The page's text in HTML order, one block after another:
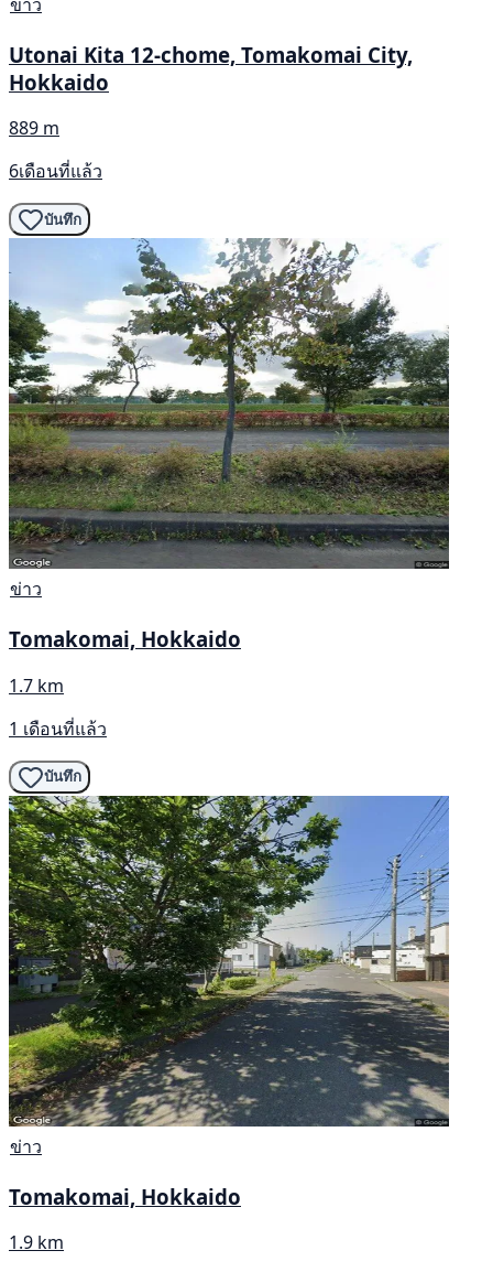
Utonai Kita 12-chome, Tomakomai City,
Hokkaido
889 m
6เดือนที่แล้ว
บันทึก
ข่าว
Tomakomai, Hokkaido
1.7 km
1 เดือนที่แล้ว
บันทึก
ข่าว
Tomakomai, Hokkaido
1.9 km